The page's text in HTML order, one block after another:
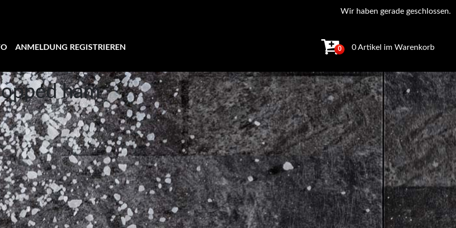
Wir haben gerade geschlossen.
ANMELDUNG REGISTRIEREN 0 0 Artikel im Warenkorb
ham